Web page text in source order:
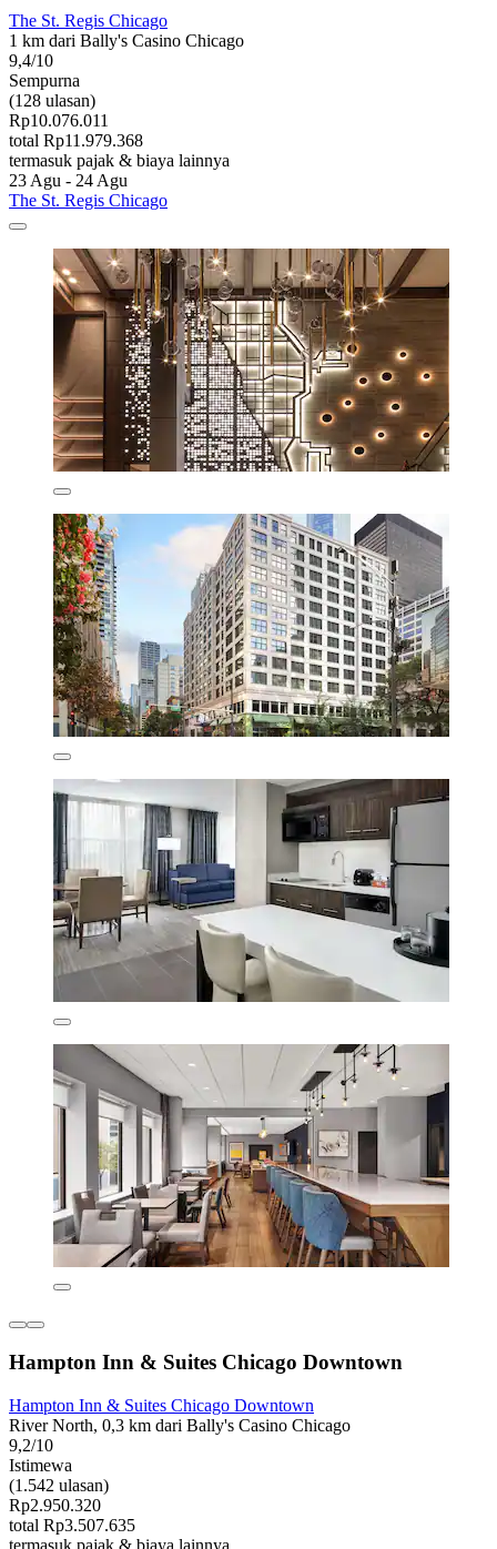
The St. Regis Chicago
1 km dari Bally's Casino Chicago
9,4/10
Sempurna
(128 ulasan)
Rp10.076.011
total Rp11.979.368
termasuk pajak & biaya lainnya
23 Agu - 24 Agu
The St. Regis Chicago
Hampton Inn & Suites Chicago Downtown
Hampton Inn & Suites Chicago Downtown
River North, 0,3 km dari Bally's Casino Chicago
9,2/10
Istimewa
(1.542 ulasan)
Rp2.950.320
total Rp3.507.635
termasuk pajak & biaya lainnya